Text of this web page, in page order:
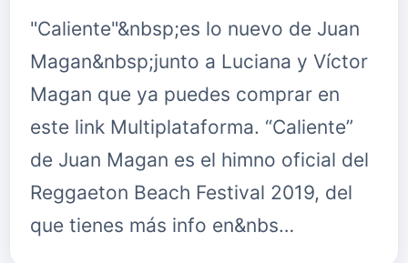
"Caliente"&nbsp;es lo nuevo de Juan
Magan&nbsp;junto a Luciana y Víctor
Magan que ya puedes comprar en
este link Multiplataforma. “Caliente”
de Juan Magan es el himno oficial del
Reggaeton Beach Festival 2019, del
que tienes más info en&nbs…